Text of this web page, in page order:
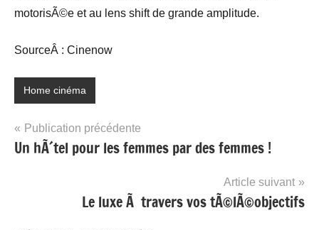
motorisÃ©e et au lens shift de grande amplitude.
SourceÂ : Cinenow
Home cinéma
Navigation
de
Publication précédente
Un hÃ´tel pour les femmes par des femmes !
Article suivant
Le luxe Ã travers vos tÃ©lÃ©objectifs